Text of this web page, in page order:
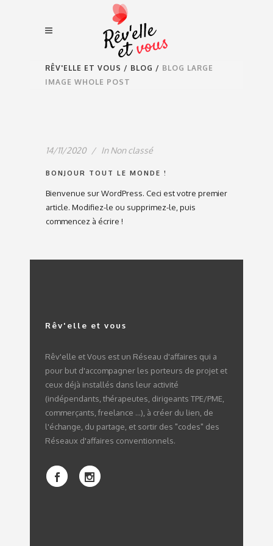
RÊV'ELLE ET VOUS / BLOG / BLOG LARGE
IMAGE WHOLE POST
14/11/2020 In Non classé
BONJOUR TOUT LE MONDE !
Bienvenue sur WordPress. Ceci est votre premier
article. Modifiez-le ou supprimez-le, puis
commencez à écrire !
Rêv'elle et vous
Rêv'elle et Vous est un Réseau d'affaires qui a
pour but d'accompagner les porteurs de projet et
ceux déjà installés dans leur activité
(indépendants, thérapeutes, dirigeants TPE/PME,
commerçants, freelance ...), à créer du lien, de
l'échange, du partage, et sortir des "codes" des
Réseaux d'affaires conventionnels.